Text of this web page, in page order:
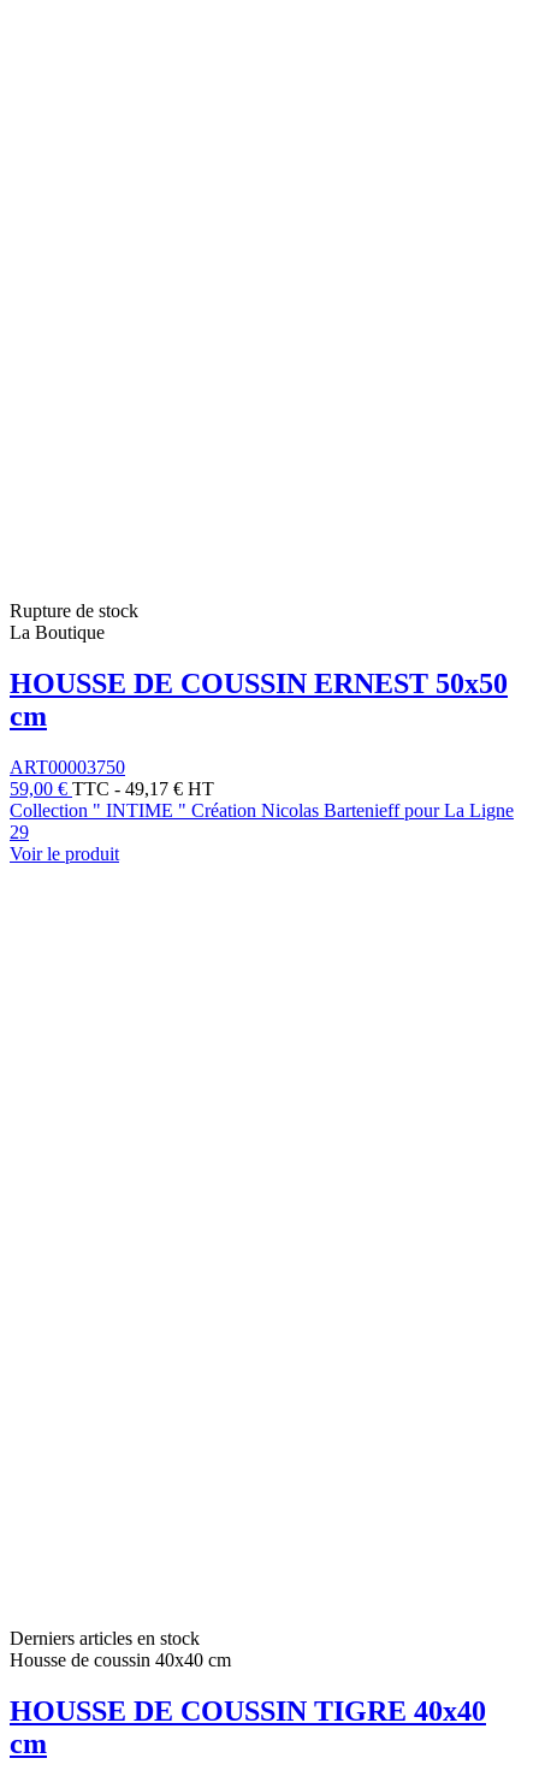
Rupture de stock
La Boutique
HOUSSE DE COUSSIN ERNEST 50x50
cm
ART00003750
59,00 € TTC - 49,17 € HT
Collection " INTIME " Création Nicolas Bartenieff pour La Ligne
29
Voir le produit
Derniers articles en stock
Housse de coussin 40x40 cm
HOUSSE DE COUSSIN TIGRE 40x40
cm